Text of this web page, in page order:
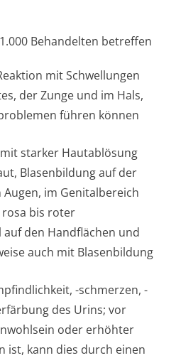
Behandelten betreffen
mit Schwellungen
der Zunge und im Hals,
führen können
starker Hautablösung
Blasenbildung auf der
im Genitalbereich
rosa bis roter
auf den Handflächen und
auch mit Blasenbildung
-schmerzen, -
des Urins; vor
oder erhöhter
ist, kann dies durch einen